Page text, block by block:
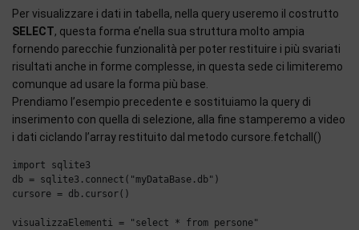
Per visualizzare i dati in tabella, nella query useremo il costrutto
SELECT, questa forma e’nella sua struttura molto ampia
fornendo parecchie funzionalità per poter restituire i più svariati
risultati anche in forme complesse, in questa sede ci limiteremo
comunque ad usare la forma più base.
Prendiamo l’esempio precedente e sostituiamo la query di
inserimento con quella di selezione, alla fine stamperemo a video
i dati ciclando l’array restituito dal metodo cursore.fetchall()
import sqlite3
db = sqlite3.connect("myDataBase.db")
cursore = db.cursor()
visualizzaElementi = "select * from persone"